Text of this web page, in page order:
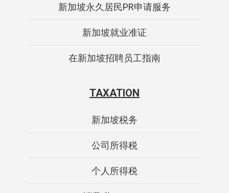
新加坡永久居民PR申请服务
新加坡就业准证
在新加坡招聘员工指南
TAXATION
新加坡税务
公司所得税
个人所得税